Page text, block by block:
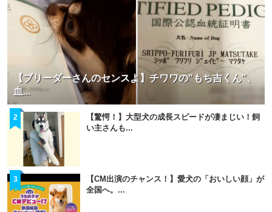
【ブリーダーさんのセンスよ】チワワの"もち吉くん"、
血...
2
【驚愕！】大型犬の成長スピードが凄まじい！飼
い主さんも...
3
【CM出演のチャンス！】愛犬の「おいしい顔」が
全国へ。...